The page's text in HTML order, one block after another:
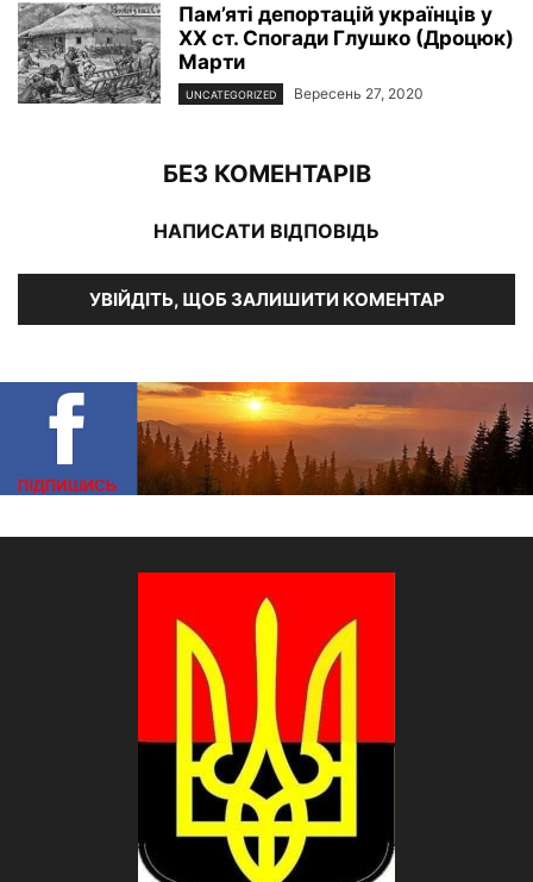
Пам’яті депортацій українців у
ХХ ст. Спогади Глушко (Дроцюк)
Марти
UNCATEGORIZED Вересень 27, 2020
БЕЗ КОМЕНТАРІВ
НАПИСАТИ ВІДПОВІДЬ
УВІЙДІТЬ, ЩОБ ЗАЛИШИТИ КОМЕНТАР